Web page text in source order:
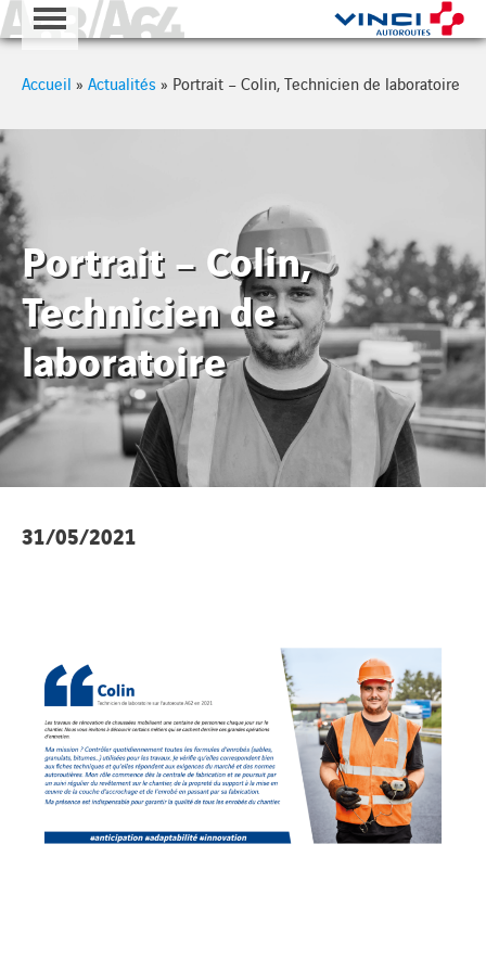
A63 - A64
Accueil » Actualités » Portrait – Colin, Technicien de laboratoire
Portrait – Colin,
Technicien de
laboratoire
31/05/2021
Cookies management panel